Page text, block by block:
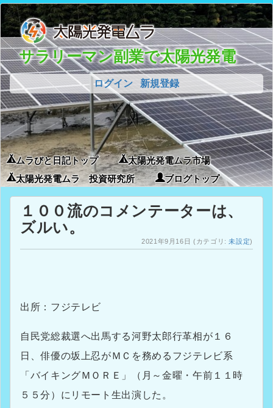
サラリーマン副業で太陽光発電
ログイン 新規登録
ムラびと日記トップ
太陽光発電ムラ市場
太陽光発電ムラ 投資研究所
ブログトップ
１００流のコメンテーターは、
ズルい。
2021年9月16日 (カテゴリ:未設定)
出所：フジテレビ
自民党総裁選へ出馬する河野太郎行革相が１６
日、俳優の坂上忍がＭＣを務めるフジテレビ系
「バイキングＭＯＲＥ」（月～金曜・午前１１時
５５分）にリモート生出演した。